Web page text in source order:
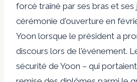
forcé traîné par ses bras et
cérémonie d'ouverture en
Yoon lorsque le président a
discours lors de l'événement.
sécurité de Yoon – qui